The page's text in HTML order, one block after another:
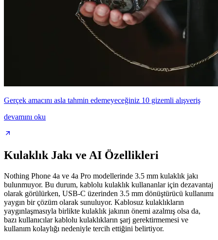
Gerçek amacını asla tahmin edemeyeceğiniz 10 gizemli alışveriş
devamını oku
Kulaklık Jakı ve AI Özellikleri
Nothing Phone 4a ve 4a Pro modellerinde 3.5 mm kulaklık jakı
bulunmuyor. Bu durum, kablolu kulaklık kullananlar için dezavantaj
olarak görülürken, USB-C üzerinden 3.5 mm dönüştürücü kullanımı
yaygın bir çözüm olarak sunuluyor. Kablosuz kulaklıkların
yaygınlaşmasıyla birlikte kulaklık jakının önemi azalmış olsa da,
bazı kullanıcılar kablolu kulaklıkların şarj gerektirmemesi ve
kullanım kolaylığı nedeniyle tercih ettiğini belirtiyor.